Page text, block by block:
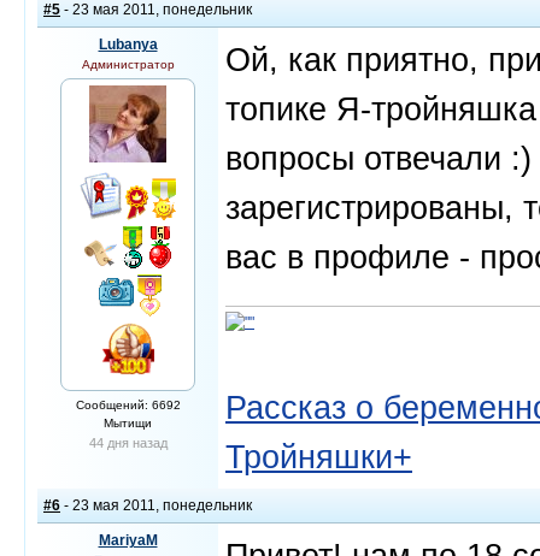
#5 - 23 мая 2011, понедельник
Lubanya
Администратор
Сообщений: 6692
Мытищи
44 дня назад
Ой, как приятно,
топике Я-
вопросы отвечали
зарегистрированы,
вас в профиле -
Рассказ о
Тройняшки+
#6 - 23 мая 2011, понедельник
MariyaM